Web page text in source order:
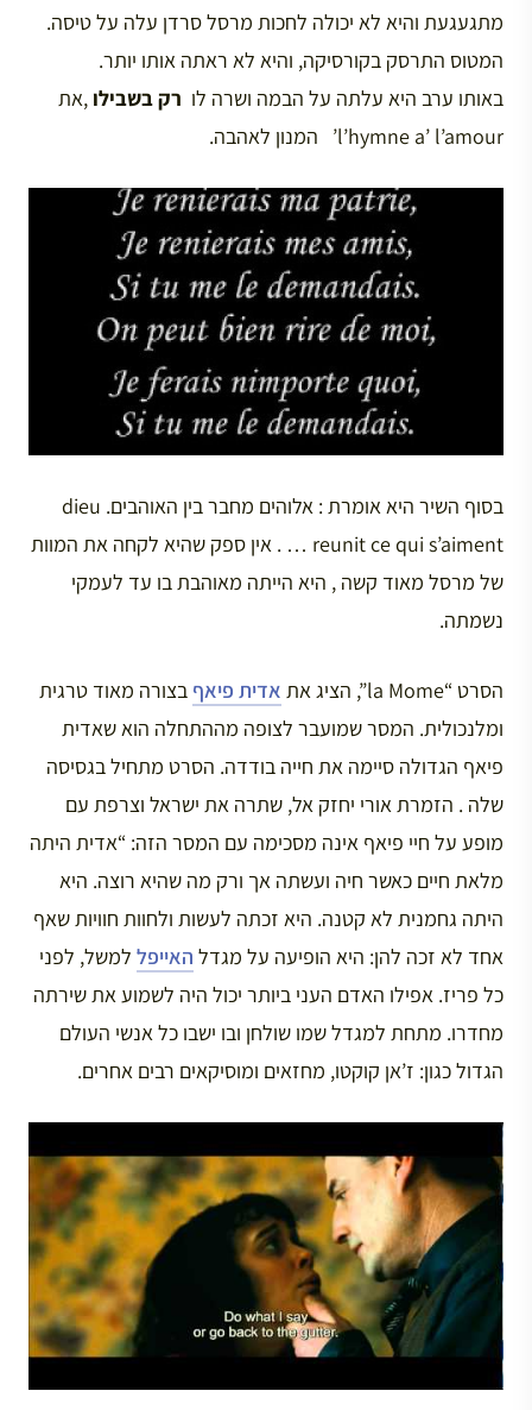
מתגעגעת והיא לא יכולה לחכות מרסל סרדן עלה על טיסה.
המטוס התרסק בקורסיקה, והיא לא ראתה אותו יותר.
באותו ערב היא עלתה על הבמה ושרה לו רק בשבילו ,את
l’hymne a’ l’amour’ המנון לאהבה.
בסוף השיר היא אומרת : אלוהים מחבר בין האוהבים. dieu
reunit ce qui s’aiment … . אין ספק שהיא לקחה את המוות
של מרסל מאוד קשה , היא הייתה מאוהבת בו עד לעמקי
נשמתה.
הסרט “la Mome”, הציג את אדית פיאף בצורה מאוד טרגית
ומלנכולית. המסר שמועבר לצופה מההתחלה הוא שאדית
פיאף הגדולה סיימה את חייה בודדה. הסרט מתחיל בגסיסה
שלה . הזמרת אורי יחזק אל, שתרה את ישראל וצרפת עם
מופע על חיי פיאף אינה מסכימה עם המסר הזה: “אדית היתה
מלאת חיים כאשר חיה ועשתה אך ורק מה שהיא רוצה. היא
היתה גחמנית לא קטנה. היא זכתה לעשות ולחוות חוויות שאף
אחד לא זכה להן: היא הופיעה על מגדל האייפל למשל, לפני
כל פריז. אפילו האדם העני ביותר יכול היה לשמוע את שירתה
מחדרו. מתחת למגדל שמו שולחן ובו ישבו כל אנשי העולם
הגדול כגון: ז’אן קוקטו, מחזאים ומוסיקאים רבים אחרים.